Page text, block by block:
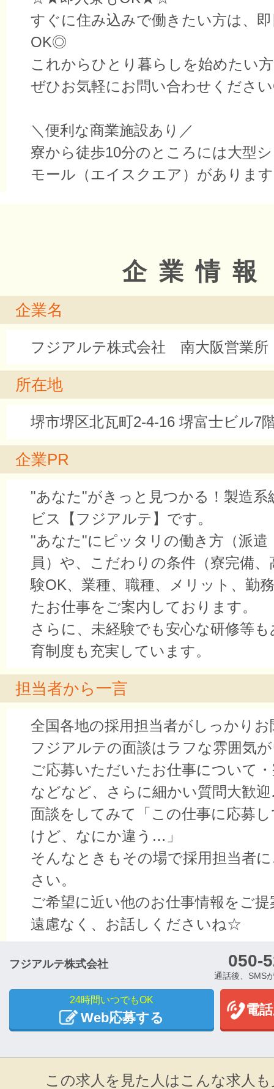
すぐに住み込みで働きたい方は、
OK◎
これからひとり暮らしを始めたい
ぜひお気軽にお問い合わせくださ
＼便利な商業施設あり／
寮から徒歩10分のところには大型
モール（エイスクエア）がありま
企業情報
企業名
フジアルテ株式会社 南大阪営業所
所在地
堺市堺区北瓦町2-4-16 堺富士ビル7
企業PR
"あなた"がきっと見つかる！製造系
ビス【フジアルテ】です。
"あなた"にピッタリの働き方（派遣
員）や、こだわりの条件（寮完備、
験OK、業種、職種、メリット、勤
たお仕事をご案内しております。
さらに、未経験でも安心な研修等
育制度も充実しています。
担当者から一言
全国各地の採用担当者がしっかり
フジアルテの面談はラフな雰囲気
ご応募いただいたお仕事について
などなど、さらに細かい質問大歓迎
面談をしてみて「この仕事に応募
けど、なにか違う…」
そんなときもその場で採用担当者
さい。
ご希望に近い他のお仕事情報をご
遠慮なく、お話しくださいね☆
フジアルテ株式会社 050-
通話後、SMS
24時間いつでもOK
Web応募する
電
この求人を見た人はこんな求人